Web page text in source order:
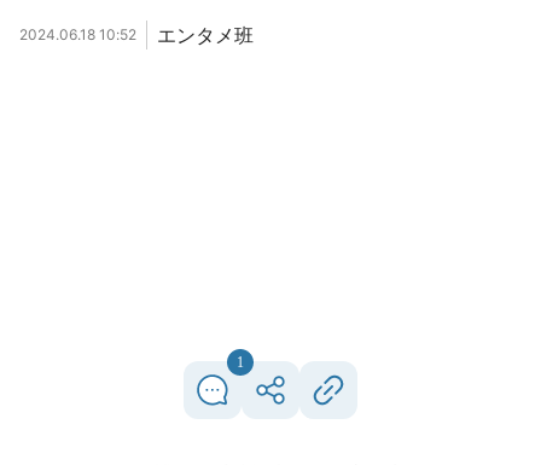
2024.06.18 10:52 エンタメ班
1